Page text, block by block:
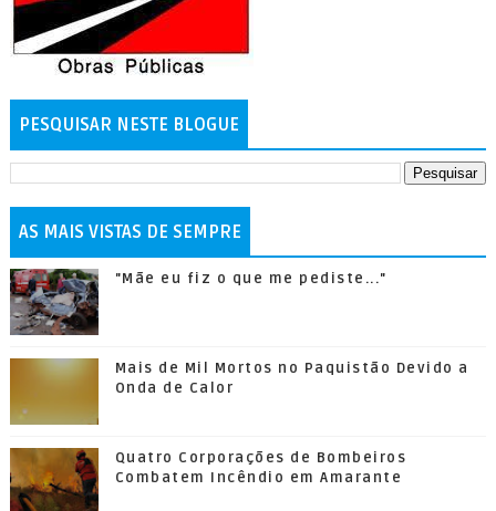
PESQUISAR NESTE BLOGUE
AS MAIS VISTAS DE SEMPRE
"Mãe eu fiz o que me pediste..."
Mais de Mil Mortos no Paquistão Devido a
Onda de Calor
Quatro Corporações de Bombeiros
Combatem Incêndio em Amarante